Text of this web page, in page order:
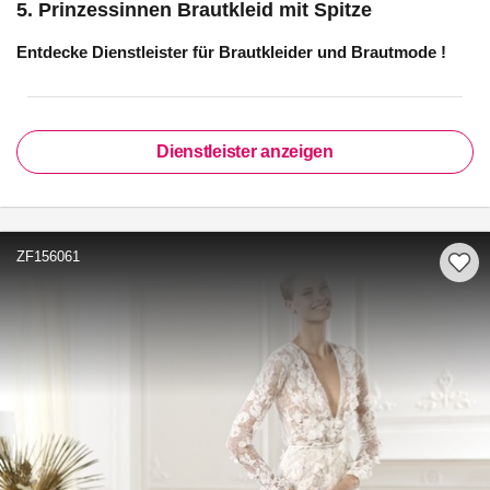
5. Prinzessinnen Brautkleid mit Spitze
Entdecke Dienstleister für Brautkleider und Brautmode !
Dienstleister anzeigen
ZF156061